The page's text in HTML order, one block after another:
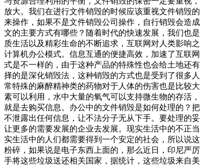
放大。我们在进行文件销毁的时候应该重视文件销毁
来操作，如果不是文件销毁公司操作，自行销毁会造
文的主要方式有哪些？随着时代的快速发展，我们也
质生活以及精彩生命的不断追求，互联网对人类影响
计算机办公模式。信息互通的便捷高效，加速了互联
式是不一样的，由于这种产品的特殊性也会给土地还
择的是深化销毁法，这种销毁的方式也是受到了很多
常特殊的麻醉精神类的药物对于人体的伤害也是比较
素可以利用，水中大量的氧气可以支持微生物的存活
就是去购买信息。办公中的文件销毁是如何处理的？
不泄露出任何信息，让不法分子无从下手。要处理的
让更多的需要发展的企业去发展。现实生活中的不正
实生活中的人们都需要得到一个安定的社会，所以说
粉碎，如果说是电子东西上面的，那么近日，印尼严
手将这些垃圾送还相关国家，据统计，这些垃圾来自